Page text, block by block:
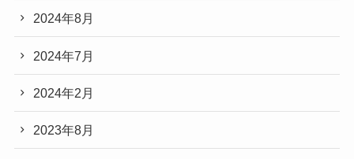
2024年8月
2024年7月
2024年2月
2023年8月